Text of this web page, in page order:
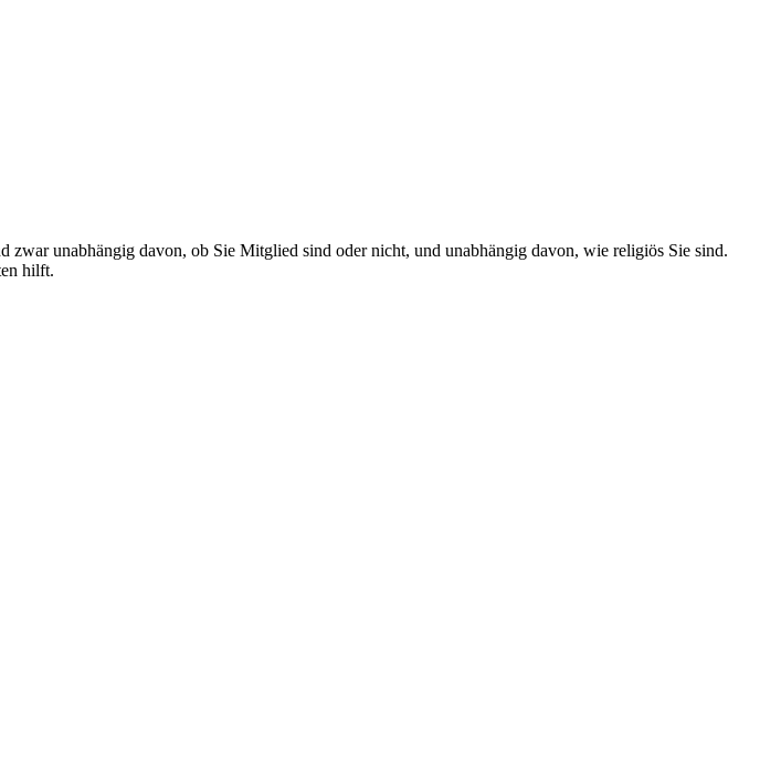
unabhängig davon, ob Sie Mitglied sind oder nicht, und unabhängig davon, wie religiös Sie sind.
hilft.